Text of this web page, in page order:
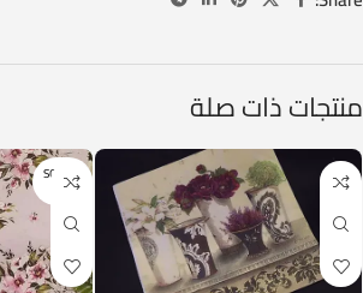
منتجات ذات صلة
SOLD O
UT